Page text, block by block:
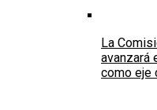
La
avanzará
como eje